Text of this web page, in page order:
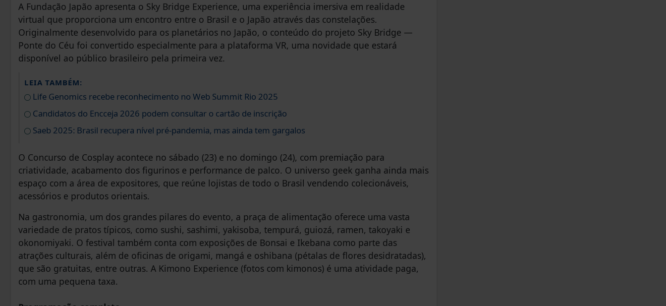
A Fundação Japão apresenta o Sky Bridge Experience, uma experiência imersiva em realidade
virtual que proporciona um encontro entre o Brasil e o Japão através das constelações.
Originalmente desenvolvido para os planetários no Japão, o conteúdo do projeto Sky Bridge —
Ponte do Céu foi convertido especialmente para a plataforma VR, uma novidade que estará
disponível ao público brasileiro pela primeira vez.
LEIA TAMBÉM:
Life Genomics recebe reconhecimento no Web Summit Rio 2025
Candidatos do Encceja 2026 podem consultar o cartão de inscrição
Saeb 2025: Brasil recupera nível pré-pandemia, mas ainda tem gargalos
O Concurso de Cosplay acontece no sábado (23) e no domingo (24), com premiação para
criatividade, acabamento dos figurinos e performance de palco. O universo geek ganha ainda mais
espaço com a área de expositores, que reúne lojistas de todo o Brasil vendendo colecionáveis,
acessórios e produtos orientais.
Na gastronomia, um dos grandes pilares do evento, a praça de alimentação oferece uma vasta
variedade de pratos típicos, como sushi, sashimi, yakisoba, tempurá, guiozá, ramen, takoyaki e
okonomiyaki. O festival também conta com exposições de Bonsai e Ikebana como parte das
atrações culturais, além de oficinas de origami, mangá e oshibana (pétalas de flores desidratadas),
que são gratuitas, entre outras. A Kimono Experience (fotos com kimonos) é uma atividade paga,
com uma pequena taxa.